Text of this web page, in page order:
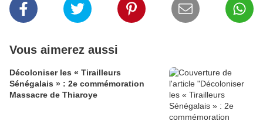
Vous aimerez aussi
Décoloniser les « Tirailleurs
Sénégalais » : 2e commémoration
Massacre de Thiaroye